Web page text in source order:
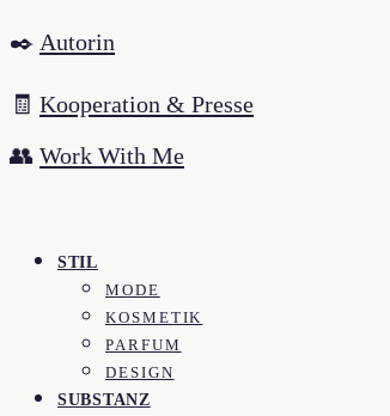
✒️ Autorin
🧾 Kooperation & Presse
👥 Work With Me
STIL
MODE
KOSMETIK
PARFUM
DESIGN
SUBSTANZ